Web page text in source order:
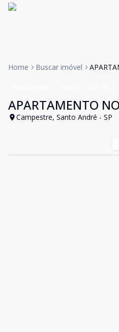
Home Buscar imóvel
APARTAMENTO
Campestre, Santo André - SP